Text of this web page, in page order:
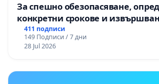
За спешно обезопасяване,
конкретни срокове и
цялостна рехабилитация на
републиканския път между
„Тракия“ - гр. Ихтиман - с.
411 подписи
149 Подписи / 7 дни
28 Jul 2026